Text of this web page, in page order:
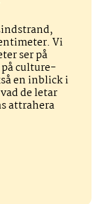
Vi
ser på
culture-
en inblick i
de letar
attrahera